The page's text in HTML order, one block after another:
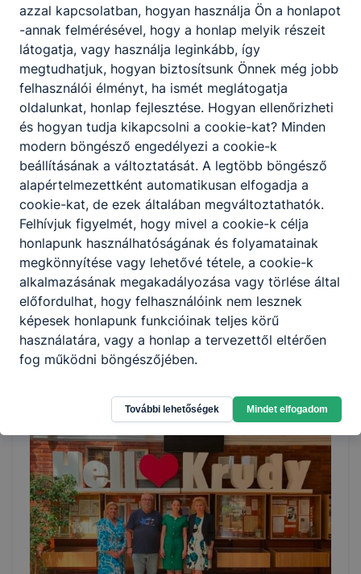
Jelentkezz a Krúdyba!
2026. aug. 30.
Krúdys gólyatábor
Idén új helyszínen, a Győrújbaráti Gyermektáborban
vártuk frissen beiratkozott 9-es diákjainkat a 💚krúdys
gólyatáborba.
azzal kapcsolatban, hogyan használja Ön a honlapot
-annak felmérésével, hogy a honlap melyik részeit
látogatja, vagy használja leginkább, így
megtudhatjuk, hogyan biztosítsunk Önnek még jobb
felhasználói élményt, ha ismét meglátogatja
oldalunkat, honlap fejlesztése. Hogyan ellenőrizheti
és hogyan tudja kikapcsolni a cookie-kat? Minden
modern böngésző engedélyezi a cookie-k
beállításának a változtatását. A legtöbb böngésző
alapértelmezettként automatikusan elfogadja a
cookie-kat, de ezek általában megváltoztathatók.
Felhívjuk figyelmét, hogy mivel a cookie-k célja
honlapunk használhatóságának és folyamatainak
megkönnyítése vagy lehetővé tétele, a cookie-k
alkalmazásának megakadályozása vagy törlése által
előfordulhat, hogy felhasználóink nem lesznek
képesek honlapunk funkcióinak teljes körű
használatára, vagy a honlap a tervezettől eltérően
fog működni böngészőjében.
További lehetőségek Mindet elfogadom